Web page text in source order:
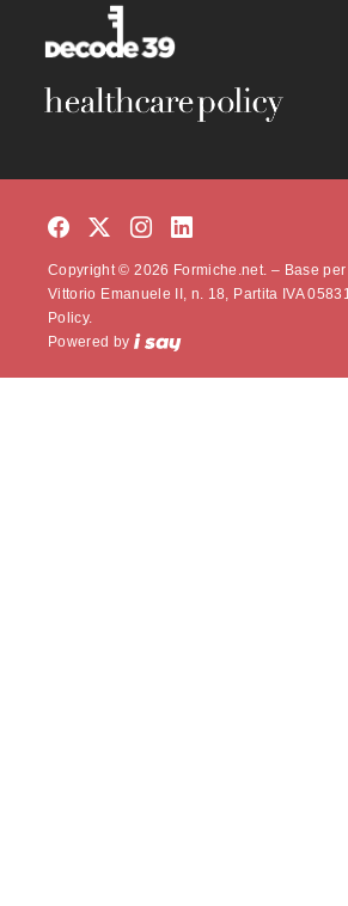
Copyright © 2026 Formiche.net. – Base
Vittorio Emanuele II, n. 18, Partita IVA
Policy.
Powered by